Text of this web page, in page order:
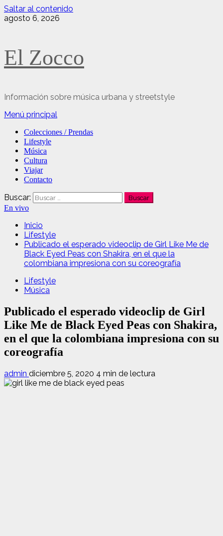
Saltar al contenido
agosto 6, 2026
El Zocco
Información sobre música urbana y streetstyle
Menú principal
Colecciones / Prendas
Lifestyle
Música
Cultura
Viajar
Contacto
Buscar:
En vivo
Inicio
Lifestyle
Publicado el esperado videoclip de Girl Like Me de
Black Eyed Peas con Shakira, en el que la
colombiana impresiona con su coreografía
Lifestyle
Música
Publicado el esperado videoclip de Girl
Like Me de Black Eyed Peas con Shakira,
en el que la colombiana impresiona con su
coreografía
admin diciembre 5, 2020 4 min de lectura